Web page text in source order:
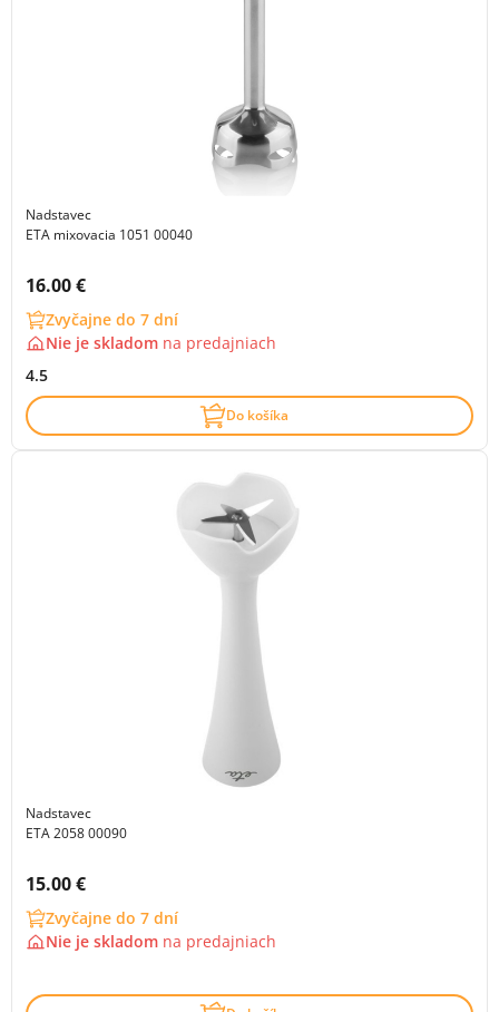
Nadstavec
ETA mixovacia 1051 00040
Cena s DPH:
16.00 €
Zvyčajne do 7 dní
Nie je skladom na predajniach
4.5
Do košíka
Nadstavec
ETA 2058 00090
Cena s DPH:
15.00 €
Zvyčajne do 7 dní
Nie je skladom na predajniach